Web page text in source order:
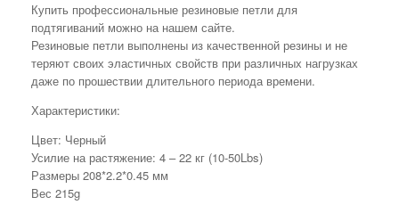
Купить профессиональные резиновые петли для
подтягиваний можно на нашем сайте.
Резиновые петли выполнены из качественной резины и не
теряют своих эластичных свойств при различных нагрузках
даже по прошествии длительного периода времени.
Характеристики:
Цвет: Черный
Усилие на растяжение: 4 – 22 кг (10-50Lbs)
Размеры 208*2.2*0.45 мм
Вес 215g